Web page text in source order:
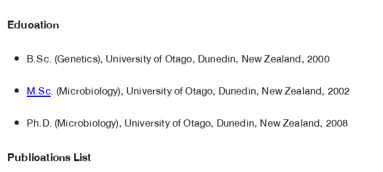
Education
B.Sc. (Genetics), University of Otago, Dunedin, New Zealand, 2000
M.Sc. (Microbiology), University of Otago, Dunedin, New Zealand, 2002
Ph.D. (Microbiology), University of Otago, Dunedin, New Zealand, 2008
Publications List